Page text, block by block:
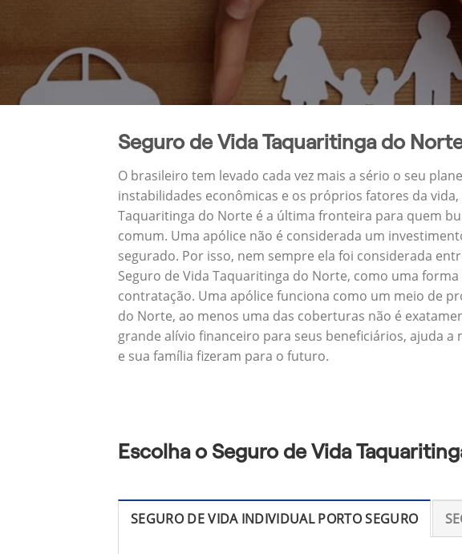
Seguro de Vida Taquaritinga do
O brasileiro tem levado cada vez mais a sério o seu
instabilidades econômicas e os próprios fatores da
Taquaritinga do Norte é a última fronteira para quem
comum. Uma apólice não é considerada um
segurado. Por isso, nem sempre ela foi considerada
Seguro de Vida Taquaritinga do Norte, como uma
contratação. Uma apólice funciona como um meio de
do Norte, ao menos uma das coberturas não é
grande alívio financeiro para seus beneficiários, ajuda
e sua família fizeram para o futuro.
Escolha o Seguro de Vida
SEGURO DE VIDA INDIVIDUAL PORTO SEGURO